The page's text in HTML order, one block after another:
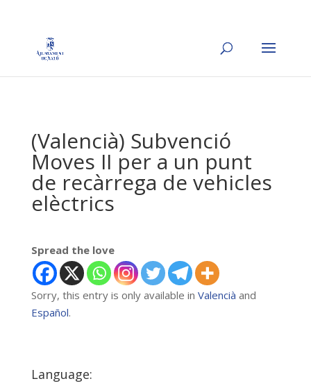
(Valencià) Subvenció
Moves II per a un punt
de recàrrega de vehicles
elèctrics
Spread the love
Sorry, this entry is only available in Valencià and
Español.
Language: